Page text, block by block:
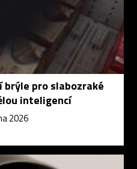
brýle pro slabozraké
inteligencí
2026